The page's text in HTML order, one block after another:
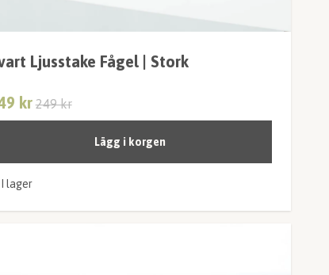
Ljusstake Fågel | Stork
kr 249 kr
Lägg i korgen
I lager